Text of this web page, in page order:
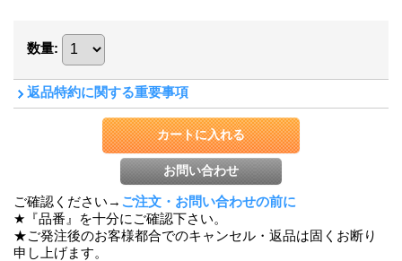
数量:
返品特約に関する重要事項
ご確認ください→ ご注文・お問い合わせの前に
★『品番』を十分にご確認下さい。
★ご発注後のお客様都合でのキャンセル・返品は固くお断り
申し上げます。